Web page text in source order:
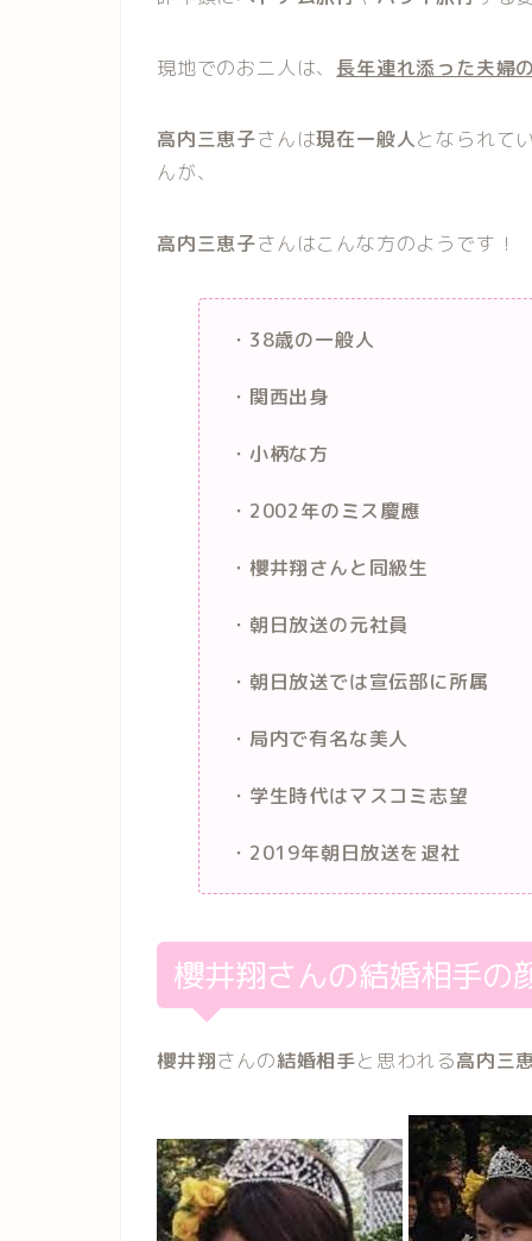
現地でのお二人は、 長年連れ添った夫婦
高内三恵子さんは現在一般人となられて
んが、
高内三恵子さんはこんな方のようです！
・38歳の一般人
・関西出身
・小柄な方
・2002年のミス慶應
・櫻井翔さんと同級生
・朝日放送の元社員
・朝日放送では宣伝部に所属
・局内で有名な美人
・学生時代はマスコミ志望
・2019年朝日放送を退社
櫻井翔さんの結婚相手の
櫻井翔さんの結婚相手と思われる高内三